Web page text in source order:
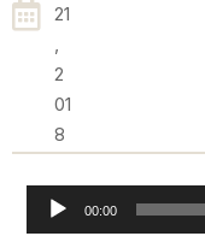
21
,
2
01
8
Reproductor
de
00:00